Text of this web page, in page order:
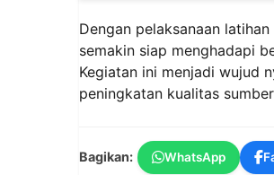
Dengan pelaksanaan
semakin siap menghadapi
Kegiatan ini menjadi wujud
peningkatan kualitas
Bagikan: WhatsApp